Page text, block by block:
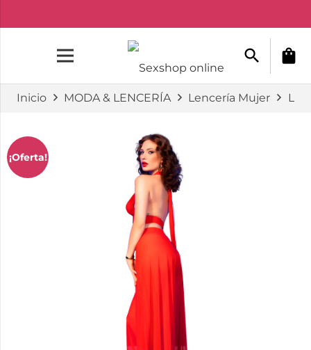
search shopping_bag
Inicio MODA & LENCERÍA Lencería Mujer
¡Oferta!